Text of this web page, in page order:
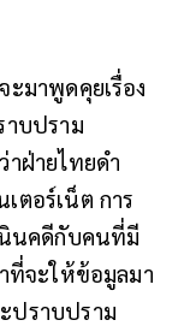
มาพูดคุยเรื่อง
าบปราม
ฝ่ายไทยดำ
ตอร์เน็ต การ
นินคดีกับคนที่มี
ที่จะให้ข้อมูลมา
ปราบปราม